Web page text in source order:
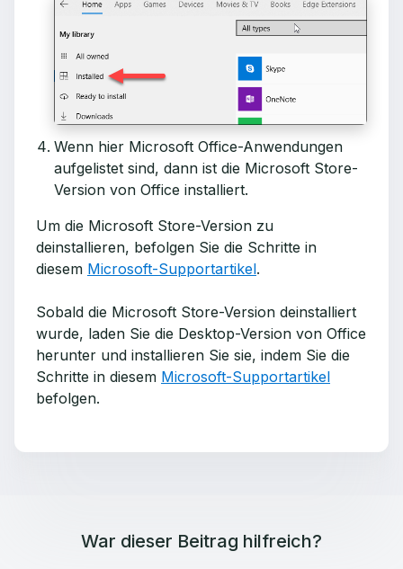
Wenn hier Microsoft Office-Anwendungen
aufgelistet sind, dann ist die Microsoft Store-
Version von Office installiert.
Um die Microsoft Store-Version zu
deinstallieren, befolgen Sie die Schritte in
diesem Microsoft-Supportartikel.
Sobald die Microsoft Store-Version deinstalliert
wurde, laden Sie die Desktop-Version von Office
herunter und installieren Sie sie, indem Sie die
Schritte in diesem Microsoft-Supportartikel
befolgen.
War dieser Beitrag hilfreich?